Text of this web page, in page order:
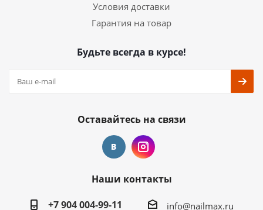
Условия доставки
Гарантия на товар
Будьте всегда в курсе!
Оставайтесь на связи
Наши контакты
+7 904 004-99-11
info@nailmax.ru